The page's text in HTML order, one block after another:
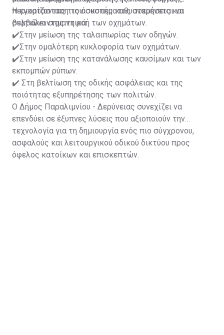
περιορίζοντας τις άσκοπες καθυστερήσεις και
βελτιώνοντας τη ροή των οχημάτων.
Η εγκατάσταση του συστήματος αναμένεται να
συμβάλει σημαντικά:
✔️Στην μείωση της ταλαιπωρίας των οδηγών.
✔️Στην ομαλότερη κυκλοφορία των οχημάτων.
✔️Στην μείωση της κατανάλωσης καυσίμων και των
εκπομπών ρύπων.
✔️ Στη βελτίωση της οδικής ασφάλειας και της
ποιότητας εξυπηρέτησης των πολιτών.
Ο Δήμος Παραλιμνίου - Δερύνειας συνεχίζει να
επενδύει σε έξυπνες λύσεις που αξιοποιούν την
τεχνολογία για τη δημιουργία ενός πιο σύγχρονου,
ασφαλούς και λειτουργικού οδικού δικτύου προς
όφελος κατοίκων και επισκεπτών.